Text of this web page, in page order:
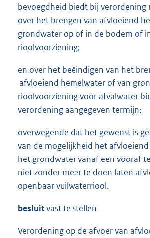
bevoegdheid biedt bij verordening
over het brengen van afvloeiend
grondwater op of in de bodem of
rioolvoorziening;
en over het beëindigen van het
afvloeiend hemelwater of van
rioolvoorziening voor afvalwater
verordening aangegeven termijn;
overwegende dat het gewenst is
van de mogelijkheid het
het grondwater vanaf een vooraf
niet zonder meer te doen laten
openbaar vuilwaterriool.
besluitvast te stellen
Verordening op de afvoer van